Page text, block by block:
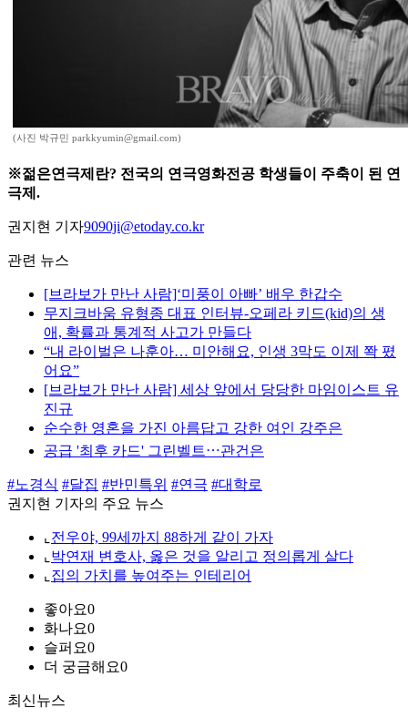
(사진 박규민 parkkyumin@gmail.com)
※젊은연극제란? 전국의 연극영화전공 학생들이 주축이 된 연
극제.
권지현 기자9090ji@etoday.co.kr
관련 뉴스
[브라보가 만난 사람]‘미풍이 아빠’ 배우 한갑수
무지크바움 유형종 대표 인터뷰-오페라 키드(kid)의 생
애, 확률과 통계적 사고가 만들다
“내 라이벌은 나훈아… 미안해요, 인생 3막도 이제 쫙 폈
어요”
[브라보가 만난 사람] 세상 앞에서 당당한 마임이스트 유
진규
순수한 영혼을 가진 아름답고 강한 여인 강주은
공급 '최후 카드' 그린벨트⋯관건은
#노경식 #달집 #반민특위 #연극 #대학로
권지현 기자의 주요 뉴스
⌞ 전우야, 99세까지 88하게 같이 가자
⌞ 박연재 변호사, 옳은 것을 알리고 정의롭게 살다
⌞ 집의 가치를 높여주는 인테리어
좋아요0
화나요0
슬퍼요0
더 궁금해요0
최신뉴스